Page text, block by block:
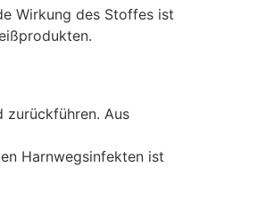
Wirkung des Stoffes ist
zurückführen. Aus
Harnwegsinfekten ist